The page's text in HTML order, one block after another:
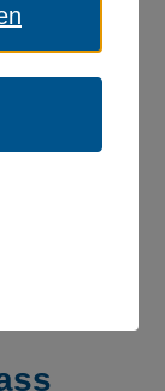
mit
wird von